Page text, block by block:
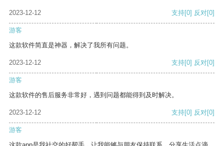
2023-12-12 支持[0] 反对[0]
游客
这款软件简直是神器，解决了我所有问题。
2023-12-12 支持[0] 反对[0]
游客
这款软件的售后服务非常好，遇到问题都能得到及时解决。
2023-12-12 支持[0] 反对[0]
游客